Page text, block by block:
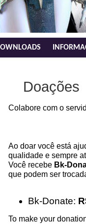
Doações
Colabore com o
Ao doar você está
qualidade e sempre
Você recebe Bk-
que podem ser
Bk-Donate:
To make your